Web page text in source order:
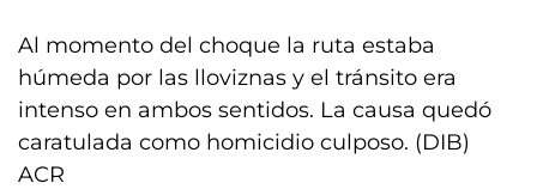
Al momento del choque la ruta estaba
húmeda por las lloviznas y el tránsito era
intenso en ambos sentidos. La causa quedó
caratulada como homicidio culposo. (DIB)
ACR